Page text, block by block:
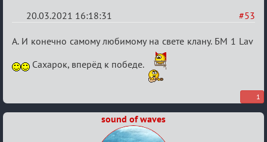
#53
20.03.2021 16:18:31
Re:
ГОЛОС
МАФИИ
А. И конечно самому любимому на свете клану. БМ 1 Lav
Сахарок, вперёд к победе.
1
sound of waves